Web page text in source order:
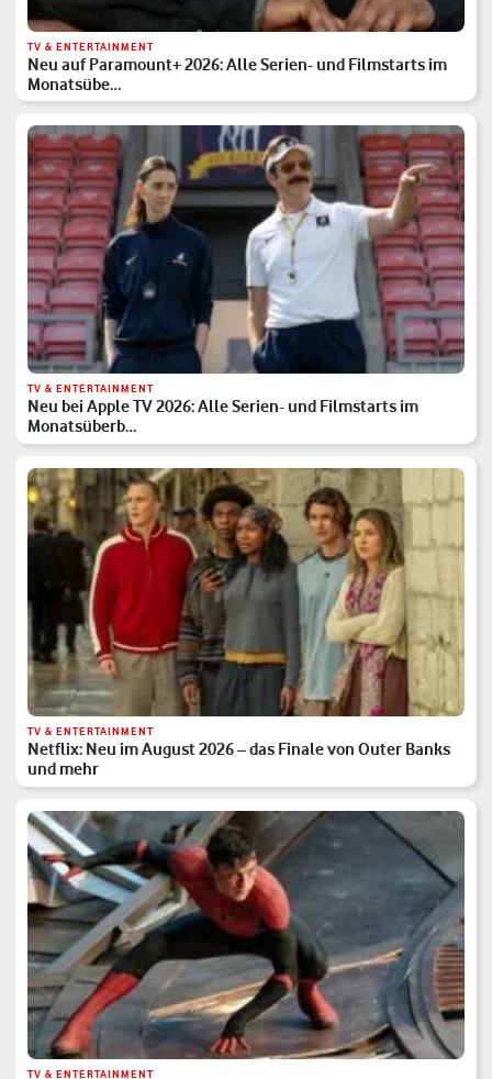
TV & ENTERTAINMENT
Neu auf Paramount+ 2026: Alle Serien- und Filmstarts im
Monatsübe…
TV & ENTERTAINMENT
Neu bei Apple TV 2026: Alle Serien- und Filmstarts im
Monatsüberb…
TV & ENTERTAINMENT
Netflix: Neu im August 2026 – das Finale von Outer Banks
und mehr
TV & ENTERTAINMENT